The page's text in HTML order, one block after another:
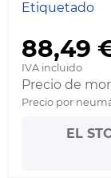
Etiquetado
88,49
IVA incluido
Precio de
Precio por
EL